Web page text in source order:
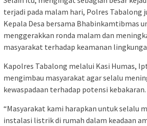
terjadi pada malam hari, Polres Tabalong
Kepala Desa bersama Bhabinkamtibmas
menggerakkan ronda malam dan
masyarakat terhadap keamanan
Kapolres Tabalong melalui Kasi Humas,
mengimbau masyarakat agar selalu
kewaspadaan terhadap potensi kebakaran.
“Masyarakat kami harapkan untuk selalu
instalasi listrik di rumah dalam keadaan